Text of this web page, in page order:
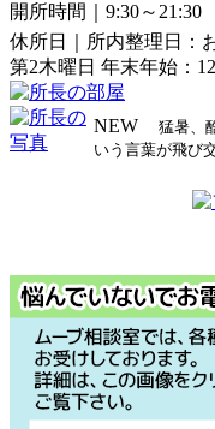
開所時間｜9:30～21:30
休所日｜所内整理日：
第2木曜日 年末年始：
NEW
猛暑、
いう言葉が飛び